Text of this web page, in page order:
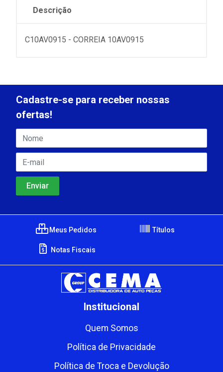
Descrição
C10AV0915 - CORREIA 10AV0915
Cadastre-se para receber nossas
ofertas!
Meus Pedidos Títulos
Notas Fiscais
Institucional
Quem Somos
Política de Privacidade
Política de Troca e Devolução